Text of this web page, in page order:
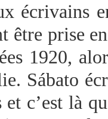
écrivains
être prise
1920,
Sábato
c’est là